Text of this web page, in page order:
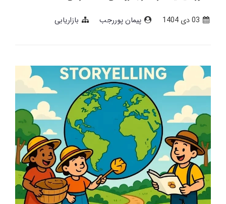
03 دی 1404 پیمان پوررجب بازاریابی